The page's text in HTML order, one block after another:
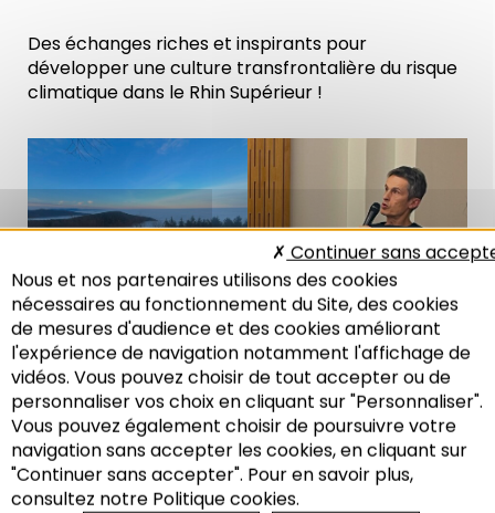
Recherche
Des échanges riches et inspirants pour
développer une culture transfrontalière du risque
climatique dans le Rhin Supérieur !
Nous et nos partenaires utilisons des cookies
nécessaires au fonctionnement du Site, des cookies
de mesures d'audience et des cookies améliorant
l'expérience de navigation notamment l'affichage de
vidéos. Vous pouvez choisir de tout accepter ou de
personnaliser vos choix en cliquant sur "Personnaliser".
Vous pouvez également choisir de poursuivre votre
navigation sans accepter les cookies, en cliquant sur
"Continuer sans accepter". Pour en savoir plus,
consultez notre Politique cookies.
Continuer sans